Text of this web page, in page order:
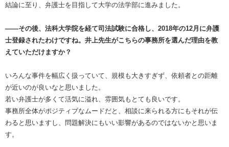
結論に至り、弁護士を目指して大学の法学部に進みました。
――その後、法科大学院を経て司法試験に合格し、2018年の12月に弁護
士登録されたわけですね。井上先生がこちらの事務所を選んだ理由を教
えていただけますか？
いろんな事件を幅広く扱っていて、規模も大きすぎず、依頼者との距離
が近いのが良いなと思いました。
若い弁護士が多くて活気に溢れ、雰囲気もとても良いです。
事務所全体がポジティブなムードだと、相談に来られる方にもそれが伝
わると思いますし、問題解決にもいい影響があるのではないかと思いま
す。